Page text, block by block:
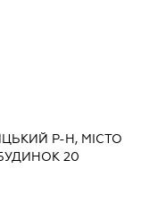
Р-Н, МІСТО
20